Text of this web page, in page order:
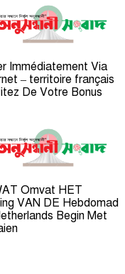
Immédiatement Via
– territoire français
De Votre Bonus
Omvat HET
VAN DE Hebdomad
Begin Met